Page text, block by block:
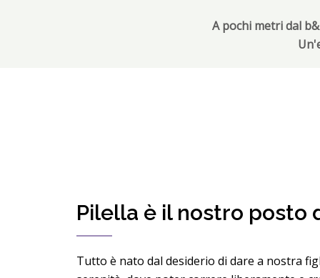
A pochi metri dal
Pilella è il nostro posto
Tutto è nato dal desiderio di dare a nostra